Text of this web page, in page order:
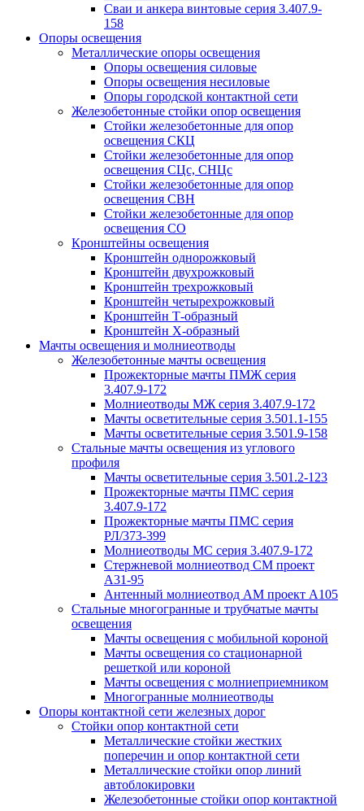
Сваи и анкера винтовые серия 3.407.9-
158
Опоры освещения
Металлические опоры освещения
Опоры освещения силовые
Опоры освещения несиловые
Опоры городской контактной сети
Железобетонные стойки опор освещения
Стойки железобетонные для опор
освещения СКЦ
Стойки железобетонные для опор
освещения СЦс, СНЦс
Стойки железобетонные для опор
освещения СВН
Стойки железобетонные для опор
освещения СО
Кронштейны освещения
Кронштейн однорожковый
Кронштейн двухрожковый
Кронштейн трехрожковый
Кронштейн четырехрожковый
Кронштейн Т-образный
Кронштейн Х-образный
Мачты освещения и молниеотводы
Железобетонные мачты освещения
Прожекторные мачты ПМЖ серия
3.407.9-172
Молниеотводы МЖ серия 3.407.9-172
Мачты осветительные серия 3.501.1-155
Мачты осветительные серия 3.501.9-158
Стальные мачты освещения из углового
профиля
Мачты осветительные серия 3.501.2-123
Прожекторные мачты ПМС серия
3.407.9-172
Прожекторные мачты ПМС серия
РЛ/373-399
Молниеотводы МС серия 3.407.9-172
Стержневой молниеотвод СМ проект
А31-95
Антенный молниеотвод АМ проект А105
Стальные многогранные и трубчатые мачты
освещения
Мачты освещения с мобильной короной
Мачты освещения со стационарной
решеткой или короной
Мачты освещения с молниеприемником
Многогранные молниеотводы
Опоры контактной сети железных дорог
Стойки опор контактной сети
Металлические стойки жестких
поперечин и опор контактной сети
Металлические стойки опор линий
автоблокировки
Железобетонные стойки опор контактной